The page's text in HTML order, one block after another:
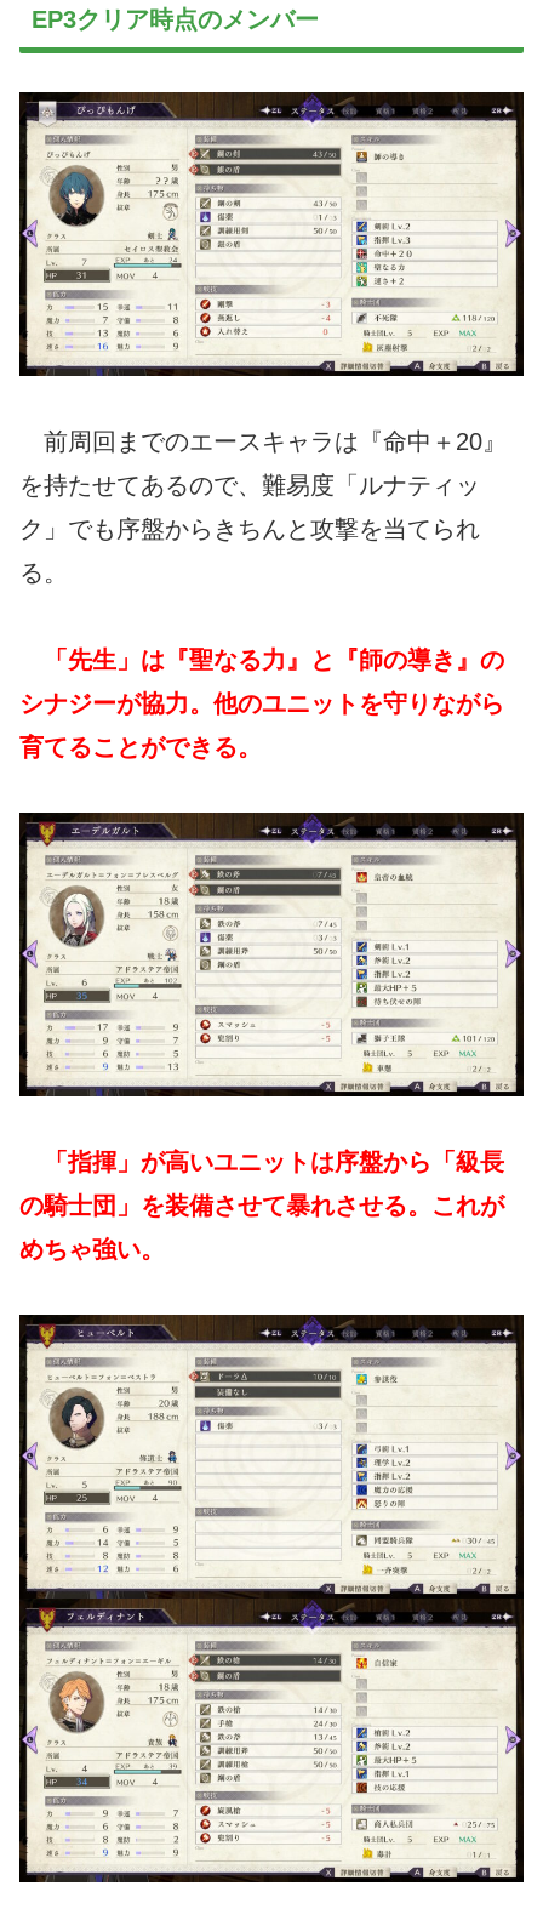
EP3クリア時点のメンバー
前周回までのエースキャラは『命中＋20』
を持たせてあるので、難易度「ルナティッ
ク」でも序盤からきちんと攻撃を当てられ
る。
「先生」は『聖なる力』と『師の導き』の
シナジーが協力。他のユニットを守りながら
育てることができる。
「指揮」が高いユニットは序盤から「級長
の騎士団」を装備させて暴れさせる。これが
めちゃ強い。